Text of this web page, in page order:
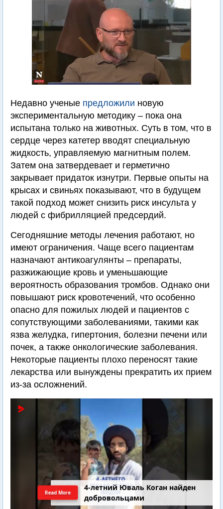
Недавно ученые предложили новую
экспериментальную методику – пока она
испытана только на животных. Суть в том, что в
сердце через катетер вводят специальную
жидкость, управляемую магнитным полем.
Затем она затвердевает и герметично
закрывает придаток изнутри. Первые опыты на
крысах и свиньях показывают, что в будущем
такой подход может снизить риск инсульта у
людей с фибрилляцией предсердий.
Сегодняшние методы лечения работают, но
имеют ограничения. Чаще всего пациентам
назначают антикоагулянты – препараты,
разжижающие кровь и уменьшающие
вероятность образования тромбов. Однако они
повышают риск кровотечений, что особенно
опасно для пожилых людей и пациентов с
сопутствующими заболеваниями, такими как
язва желудка, гипертония, болезни печени или
почек, а также онкологические заболевания.
Некоторые пациенты плохо переносят такие
лекарства или вынуждены прекратить их прием
из-за осложнений.
4-летний Юваль Коган найден
добровольцами
Read More